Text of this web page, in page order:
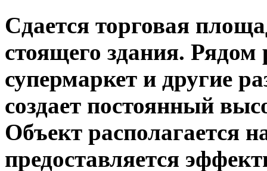
Сдается торговая
стоящего здания. Рядом
супермаркет и другие
создает постоянный
Объект располагается
предоставляется